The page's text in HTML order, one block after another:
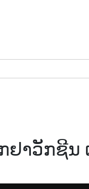
າວັກຊີນ